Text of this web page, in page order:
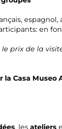
espagnol,
en
le prix de la
Casa Museo
, les ateliers